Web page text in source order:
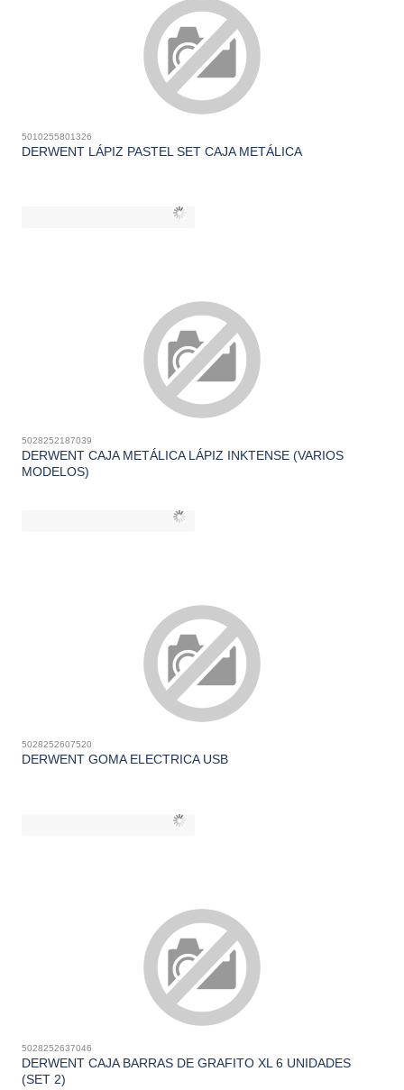
5010255801326
DERWENT LÁPIZ PASTEL SET CAJA METÁLICA
5028252187039
DERWENT CAJA METÁLICA LÁPIZ INKTENSE (VARIOS
MODELOS)
5028252607520
DERWENT GOMA ELECTRICA USB
5028252637046
DERWENT CAJA BARRAS DE GRAFITO XL 6 UNIDADES
(SET 2)